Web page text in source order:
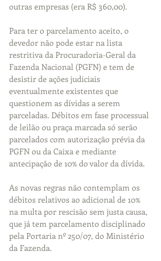
outras empresas (era R$ 360,00).
Para ter o parcelamento aceito, o
devedor não pode estar na lista
restritiva da Procuradoria-Geral da
Fazenda Nacional (PGFN) e tem de
desistir de ações judiciais
eventualmente existentes que
questionem as dívidas a serem
parceladas. Débitos em fase processual
de leilão ou praça marcada só serão
parcelados com autorização prévia da
PGFN ou da Caixa e mediante
antecipação de 10% do valor da dívida.
As novas regras não contemplam os
débitos relativos ao adicional de 10%
na multa por rescisão sem justa causa,
que já tem parcelamento disciplinado
pela Portaria nº 250/07, do Ministério
da Fazenda.